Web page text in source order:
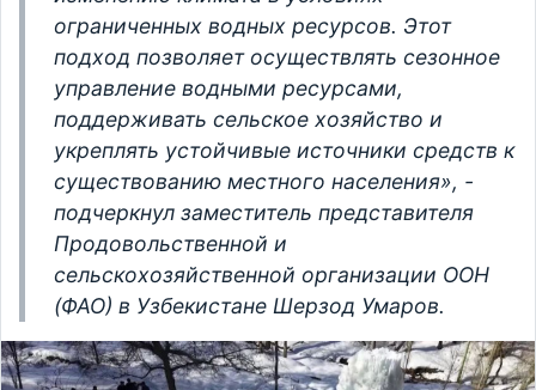
ограниченных водных ресурсов. Этот
подход позволяет осуществлять сезонное
управление водными ресурсами,
поддерживать сельское хозяйство и
укреплять устойчивые источники средств к
существованию местного населения», -
подчеркнул заместитель представителя
Продовольственной и
сельскохозяйственной организации ООН
(ФАО) в Узбекистане Шерзод Умаров.